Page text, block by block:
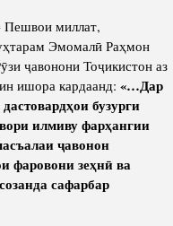
миллат,
Эмомалӣ Раҳмон
ҷавонони Тоҷикистон аз
ишора кардаанд: «…Дар
дастовардҳоибузурги
илмивуфарҳангии
ҷавонон
фаровонизеҳнӣва
созандасафарбар